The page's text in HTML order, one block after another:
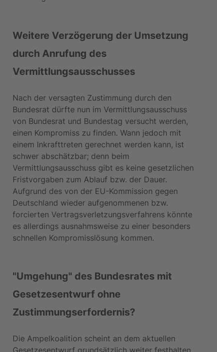
Weitere Verzögerung der Umsetzung
durch Anrufung des
Vermittlungsausschusses
Nach der versagten Zustimmung durch den
Bundesrat dürfte nun im Vermittlungsausschuss
von Bundesrat und Bundestag versucht werden,
einen Kompromiss zu finden. Wann jedoch mit
einem Inkrafttreten gerechnet werden kann, ist
schwer abschätzbar; denn beim
Vermittlungsausschuss gibt es keine gesetzlichen
Fristvorgaben zum Ablauf bzw. der Dauer.
Aufgrund des von der EU-Kommission gegen
Deutschland wieder aufgenommenen bzw.
forcierten Vertragsverletzungsverfahrens könnte
es allerdings ausnahmsweise zu einer besonders
schnellen Kompromisslösung kommen.
"Umgehung" des Bundesrates mit
Gesetzesentwurf ohne
Zustimmungserfordernis?
Die Ampelkoalition scheint an dem aktuellen
Gesetzesentwurf grundsätzlich weiter festhalten